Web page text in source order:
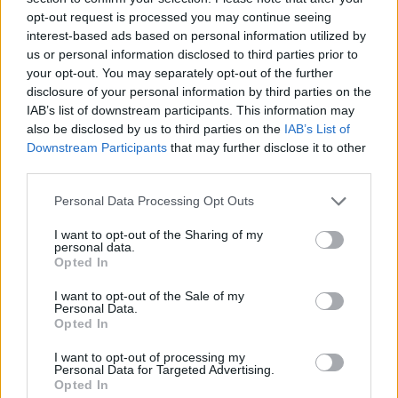
opt-out request is processed you may continue seeing
interest-based ads based on personal information utilized by
us or personal information disclosed to third parties prior to
your opt-out. You may separately opt-out of the further
disclosure of your personal information by third parties on the
IAB’s list of downstream participants. This information may
also be disclosed by us to third parties on the IAB’s List of
Downstream Participants that may further disclose it to other
Please note that this website/app uses one or more Google
not limited to your visit or usage behaviour. You may click to
grant or deny consent to Google and its third-party tags to
use your data for below specified purposes in below Google
consent section.
Personal Data Processing Opt Outs
I want to opt-out of the Sharing of my
personal data.
Opted In
I want to opt-out of the Sale of my
Personal Data.
Opted In
I want to opt-out of processing my
Personal Data for Targeted Advertising.
Opted In
De mostanra presztízsberuházássá vált a dolog.
Kéne valami nagyot dobni! A pestiek nem szopnak
be még egyszer egy Sziget-reklám óriáskereket,
amire nincs pénzük felülni. Kellene valami nagy,
lehetőleg olcsón. Itt jöhetne egy remek - Tarlós
szavaival élve - politikai haszonszerzés a Rómain, sok
beton, gépek, talán jön egy kis árvíz, amit megfog,
lehet hősként fényképezkedni és még tervek is
sebből vérzik az egész, Tarlós pedig görcsösen fogja
feldolgozni ezt az elvesztegetett politikai hasznot,
amit a mobilgát hozhatott volna a választáson. Már
procedúrát, ráadásul előtte kitalálni jól, hogy
esetleg értelmes is legyen, legalább tízszer olyan jól
tizedannyiba (400 millióba) kerülő margitszigeti
szökőkút. Ezért marad a mobilgát mindenáron,